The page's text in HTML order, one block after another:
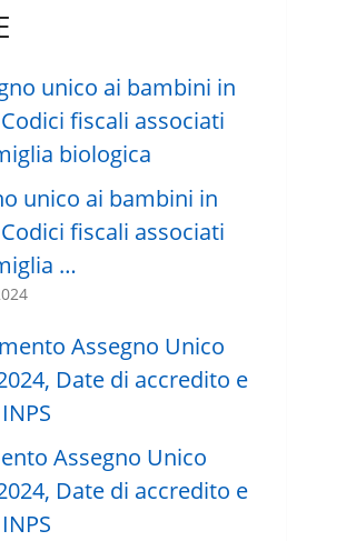
unico ai bambini in
fiscali associati
…
Assegno Unico
Date di accredito e